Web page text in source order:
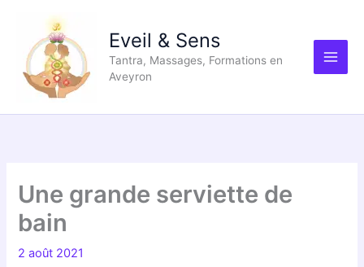
contenu
Eveil & Sens
Tantra, Massages, Formations en
Aveyron
Une grande serviette de
bain
2 août 2021